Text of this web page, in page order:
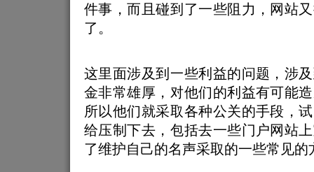
件事，而且碰到了一些阻力，网站
了。
这里面涉及到一些利益的问题，涉
金非常雄厚，对他们的利益有可能
所以他们就采取各种公关的手段，
给压制下去，包括去一些门户网站
了维护自己的名声采取的一些常见的